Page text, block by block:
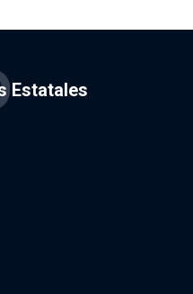
Estatales